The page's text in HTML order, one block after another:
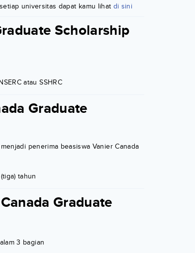
universitas dapat kamu lihat di sini
Scholarship
atau SSHRC
Graduate
penerima beasiswa Vanier Canada
tahun
Graduate
3 bagian